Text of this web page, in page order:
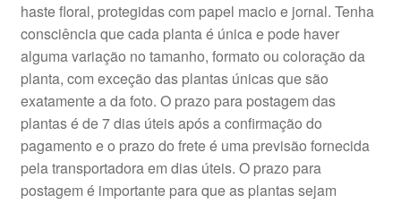
haste floral, protegidas com papel macio e jornal. Tenha
consciência que cada planta é única e pode haver
alguma variação no tamanho, formato ou coloração da
planta, com exceção das plantas únicas que são
exatamente a da foto. O prazo para postagem das
plantas é de 7 dias úteis após a confirmação do
pagamento e o prazo do frete é uma previsão fornecida
pela transportadora em dias úteis. O prazo para
postagem é importante para que as plantas sejam